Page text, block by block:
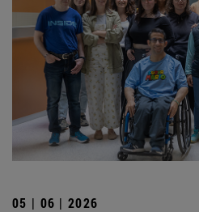
05 | 06 | 2026